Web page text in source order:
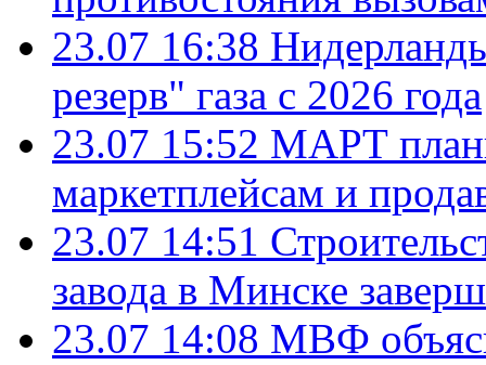
23.07 16:38
резерв" газа с 2026 года
23.07 15:52 МАРТ
маркетплейсам и
23.07 14:51
завода в Минске
23.07 14:08 МВФ